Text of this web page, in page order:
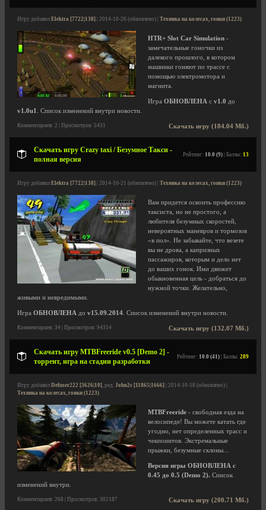
Игру добавил Elektra [7722|138] | 2014-10-26 (обновлено) | Техника на колесах, гонки (1223)
HTR+ Slot Car Simulation -
замечательные гоночки из
далекого прошлого, в котором
машинки гоняют по трассе с
помощью электромотора и
магнита.
Игра ОБНОВЛЕНА с v1.0 до
v1.0u1
. Список изменений внутри новости.
Скачать игру (184.04 Мб.)
Комментариев: 2 | Просмотров: 5431
Скачать игру Crazy taxi / Безумное Такси -
полная версия
Рейтинг: 10.0 (9) | Баллы: 13
Игру добавил Elektra [7722|138] | 2014-10-21 (обновлено) | Техника на колесах, гонки (1223)
Вам придется освоить профессию
таксиста, но не простого, а
любителя безумных скоростей,
невероятных маневров и тормозов
«в пол». Не забывайте, что везете
вы не дрова, а капризных
пассажиров, которым и дело нет
до ваших гонок. Ими движет
обыкновенная цель - добраться до
нужной точки. Желательно,
живыми и невредимыми.
Игра ОБНОВЛЕНА до v15.09.2014 . Список изменений внутри новости.
Скачать игру (132.07 Мб.)
Комментариев: 34 | Просмотров: 94314
Скачать игру MTBFreeride v0.5 [Demo 2] -
торрент, игра на стадии разработки
Рейтинг: 10.0 (41) | Баллы: 289
Игру добавил Defuser222 [3626|10], ред. John2s [11865|1666] | 2014-10-18 (обновлено) |
Техника на колесах, гонки (1223)
MTBFreeride - свободная езда на
велосипеде! Вы можете катать где
угодно, нет определенных трасс и
чекпоинтов. Экстремальные
прыжки, безумные склоны...
Версия игры ОБНОВЛЕНА с
0.45 до 0.5 (Demo 2). Список
изменений внутри.
Скачать игру (200.71 Мб.)
Комментариев: 268 | Просмотров: 302187